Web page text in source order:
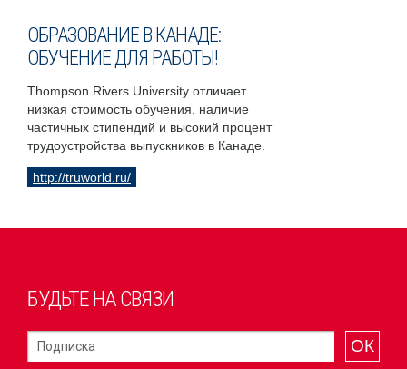
ОБРАЗОВАНИЕ В КАНАДЕ:
ОБУЧЕНИЕ ДЛЯ РАБОТЫ!
Thompson Rivers University отличает
низкая стоимость обучения, наличие
частичных стипендий и высокий процент
трудоустройства выпускников в Канаде.
http://truworld.ru/
БУДЬТЕ НА СВЯЗИ
ОК